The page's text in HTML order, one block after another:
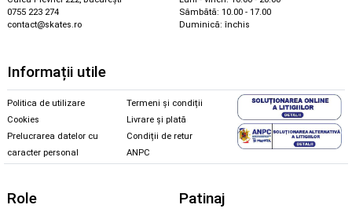
0755 223 274
contact@skates.ro
Sâmbătă: 10.00 - 17.00
Duminică: închis
Informații utile
Politica de utilizare
Cookies
Prelucrarea datelor cu
caracter personal
Termeni și condiții
Livrare și plată
Condiții de retur
ANPC
Role Patinaj